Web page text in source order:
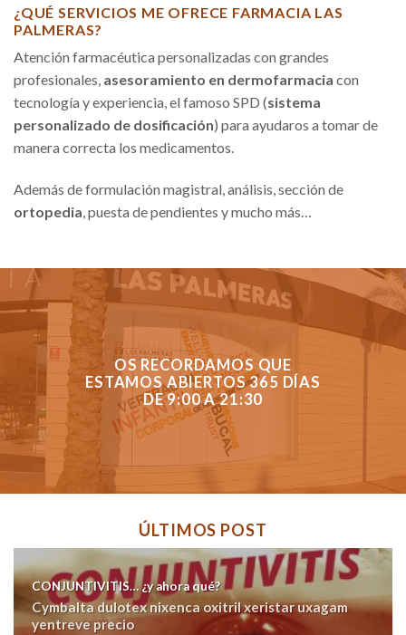
¿QUÉ SERVICIOS ME OFRECE FARMACIA LAS
PALMERAS?
Atención farmacéutica personalizadas con grandes
profesionales, asesoramiento en dermofarmacia con
tecnología y experiencia, el famoso SPD (sistema
personalizado de dosificación) para ayudaros a tomar de
manera correcta los medicamentos.
Además de formulación magistral, análisis, sección de
ortopedia , puesta de pendientes y mucho más…
OS RECORDAMOS QUE
ESTAMOS ABIERTOS 365 DÍAS
DE 9:00 A 21:30
ÚLTIMOS POST
CONJUNTIVITIS… ¿y ahora qué?
Cymbalta dulotex nixenca oxitril xeristar uxagam
yentreve precio